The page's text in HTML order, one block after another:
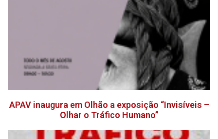
APAV inaugura em Olhão a exposição “Invisíveis –
Olhar o Tráfico Humano”